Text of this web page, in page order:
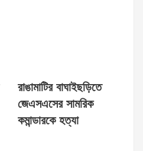
রাঙামাটির বাঘাইছড়িতে
জেএসএসের সামরিক
কমান্ডারকে হত্যা